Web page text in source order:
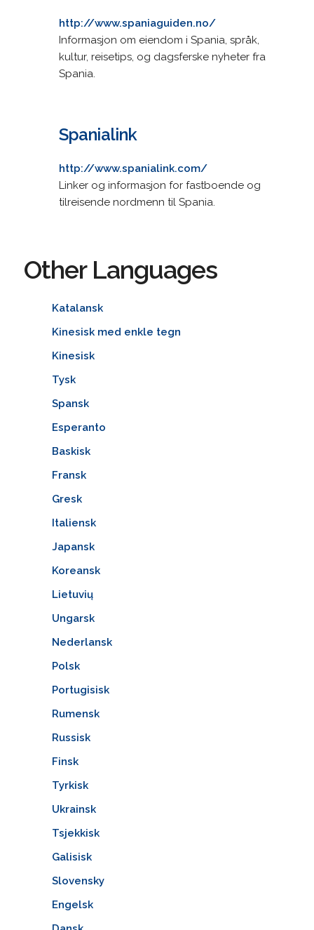
http://www.spaniaguiden.no/
Informasjon om eiendom i Spania, språk,
kultur, reisetips, og dagsferske nyheter fra
Spania.
Spanialink
http://www.spanialink.com/
Linker og informasjon for fastboende og
tilreisende nordmenn til Spania.
Other Languages
Katalansk
Kinesisk med enkle tegn
Kinesisk
Tysk
Spansk
Esperanto
Baskisk
Fransk
Gresk
Italiensk
Japansk
Koreansk
Lietuvių
Ungarsk
Nederlansk
Polsk
Portugisisk
Rumensk
Russisk
Finsk
Tyrkisk
Ukrainsk
Tsjekkisk
Galisisk
Slovensky
Engelsk